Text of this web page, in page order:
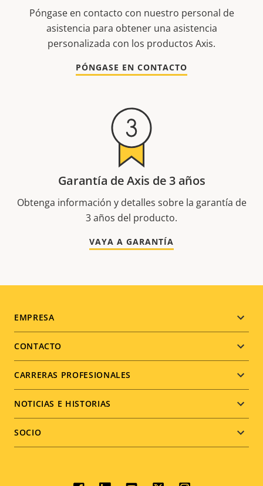
Póngase en contacto con nuestro personal de
asistencia para obtener una asistencia
personalizada con los productos Axis.
PÓNGASE EN CONTACTO
Garantía de Axis de 3 años
Obtenga información y detalles sobre la garantía de
3 años del producto.
VAYA A GARANTÍA
Footer
menu
EMPRESA
CONTACTO
CARRERAS PROFESIONALES
NOTICIAS E HISTORIAS
SOCIO